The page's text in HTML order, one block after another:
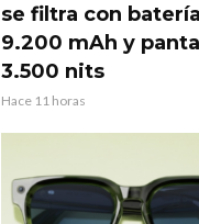
se filtra con
9.200 mAh y
3.500 nits
Hace 11 horas